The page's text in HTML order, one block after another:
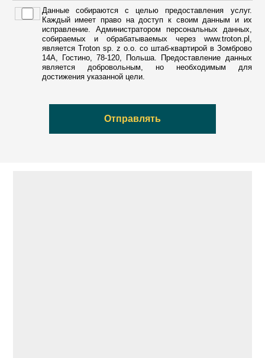
Данные собираются с целью предоставления услуг.
Каждый имеет право на доступ к своим данным и их
исправление. Администратором персональных данных,
собираемых и обрабатываемых через www.troton.pl,
является Troton sp. z o.o. со штаб-квартирой в Зомброво
14А, Гостино, 78-120, Польша. Предоставление данных
является добровольным, но необходимым для
достижения указанной цели.